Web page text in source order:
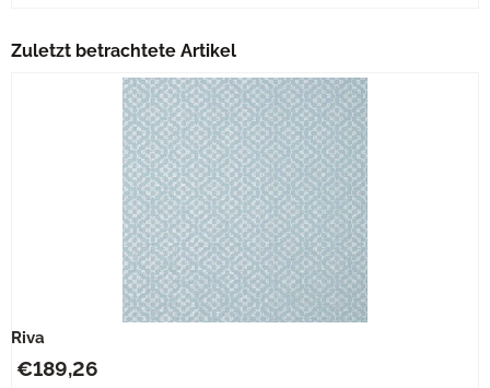
Zuletzt betrachtete Artikel
Riva
€189,26